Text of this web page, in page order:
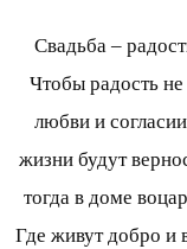
Свадьба –
Чтобы радость
любви и
жизни будут
тогда в доме
Где живут добро и